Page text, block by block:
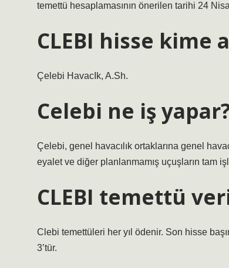
temettü hesaplamasının önerilen tarihi 24
CLEBI hisse kime
Çelebi HavacIk, A.Sh.
Celebi ne iş
Çelebi, genel havacılık ortaklarına genel
eyalet ve diğer planlanmamış uçuşların tam
CLEBI temettü
Clebi temettüleri her yıl ödenir. Son hisse
3’tür.